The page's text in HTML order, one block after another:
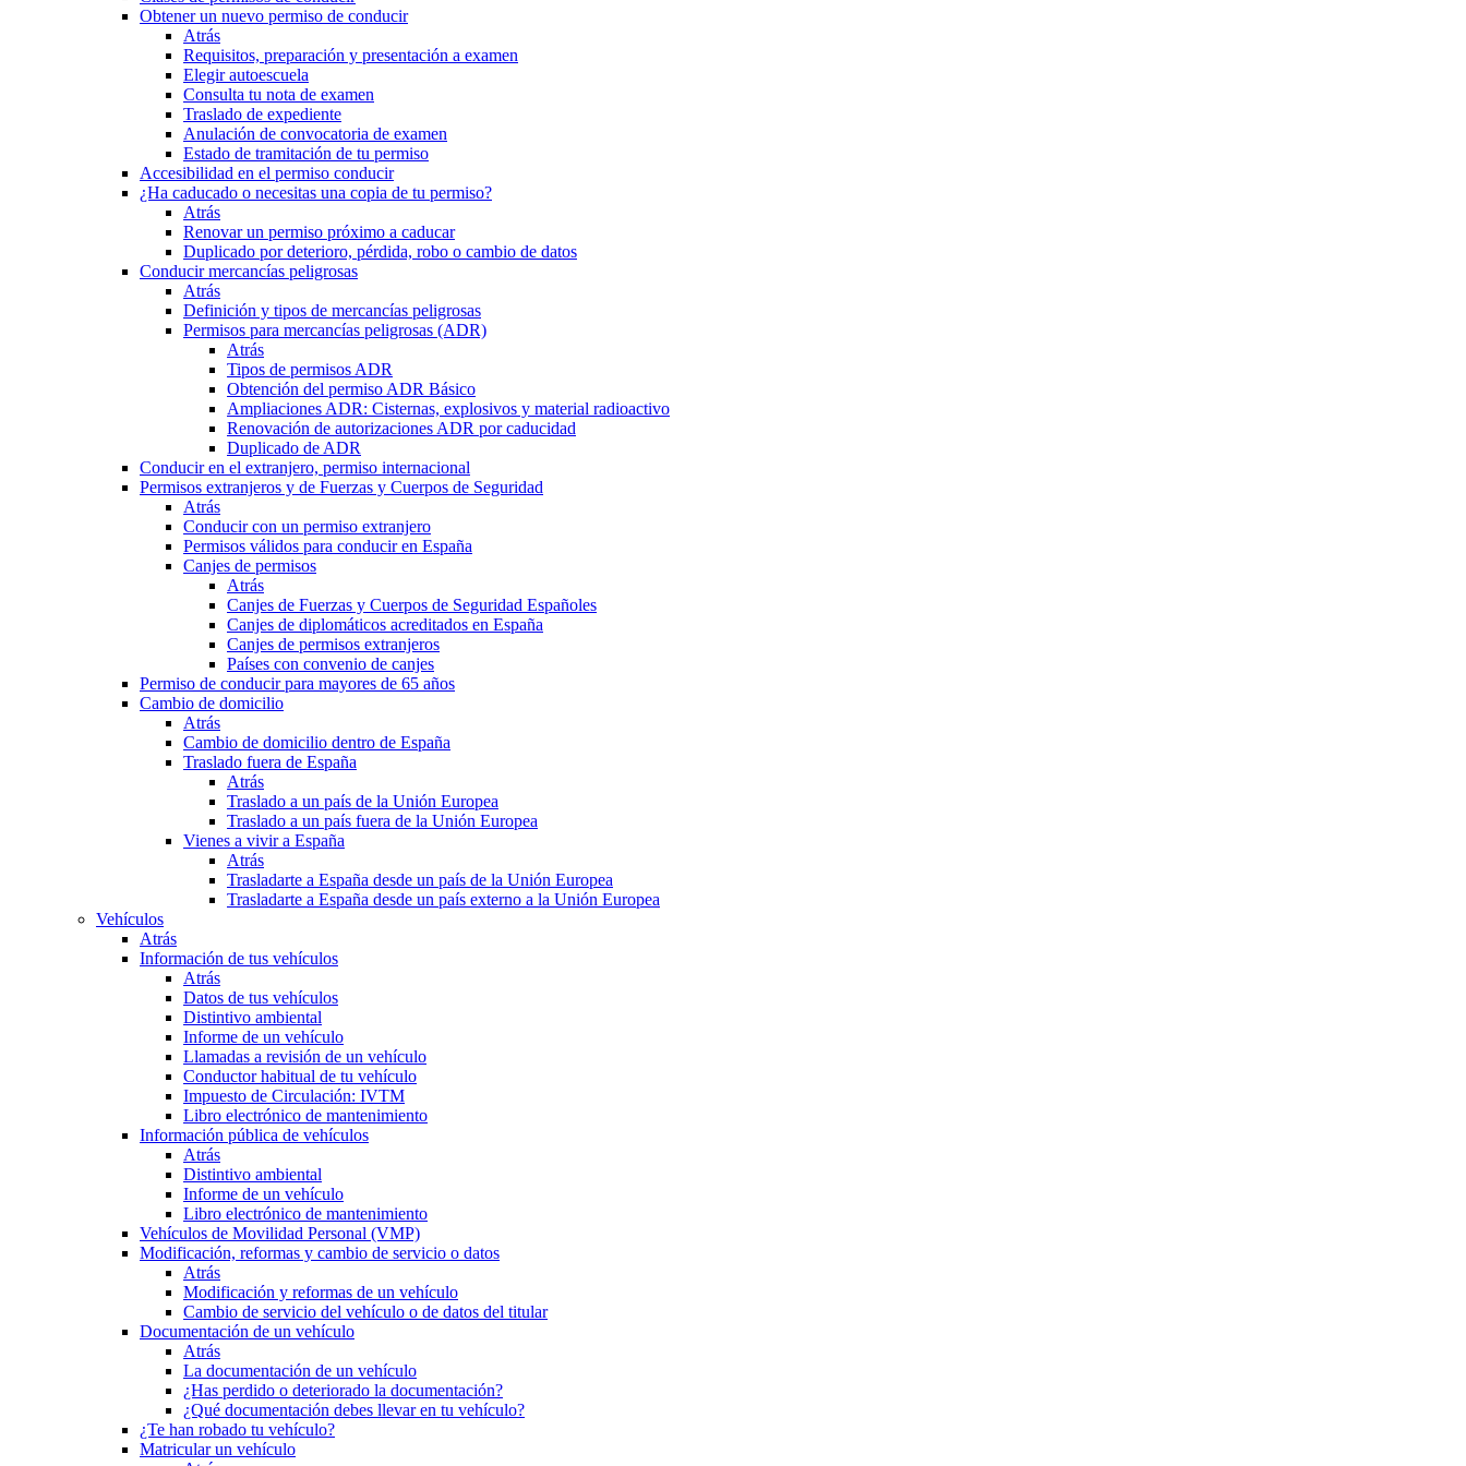
Obtener un nuevo permiso de conducir
Atrás
Requisitos, preparación y presentación a examen
Elegir autoescuela
Consulta tu nota de examen
Traslado de expediente
Anulación de convocatoria de examen
Estado de tramitación de tu permiso
Accesibilidad en el permiso conducir
¿Ha caducado o necesitas una copia de tu permiso?
Atrás
Renovar un permiso próximo a caducar
Duplicado por deterioro, pérdida, robo o cambio de datos
Conducir mercancías peligrosas
Atrás
Definición y tipos de mercancías peligrosas
Permisos para mercancías peligrosas (ADR)
Atrás
Tipos de permisos ADR
Obtención del permiso ADR Básico
Ampliaciones ADR: Cisternas, explosivos y material radioactivo
Renovación de autorizaciones ADR por caducidad
Duplicado de ADR
Conducir en el extranjero, permiso internacional
Permisos extranjeros y de Fuerzas y Cuerpos de Seguridad
Atrás
Conducir con un permiso extranjero
Permisos válidos para conducir en España
Canjes de permisos
Atrás
Canjes de Fuerzas y Cuerpos de Seguridad Españoles
Canjes de diplomáticos acreditados en España
Canjes de permisos extranjeros
Países con convenio de canjes
Permiso de conducir para mayores de 65 años
Cambio de domicilio
Atrás
Cambio de domicilio dentro de España
Traslado fuera de España
Atrás
Traslado a un país de la Unión Europea
Traslado a un país fuera de la Unión Europea
Vienes a vivir a España
Atrás
Trasladarte a España desde un país de la Unión Europea
Trasladarte a España desde un país externo a la Unión Europea
Vehículos
Atrás
Información de tus vehículos
Atrás
Datos de tus vehículos
Distintivo ambiental
Informe de un vehículo
Llamadas a revisión de un vehículo
Conductor habitual de tu vehículo
Impuesto de Circulación: IVTM
Libro electrónico de mantenimiento
Información pública de vehículos
Atrás
Distintivo ambiental
Informe de un vehículo
Libro electrónico de mantenimiento
Vehículos de Movilidad Personal (VMP)
Modificación, reformas y cambio de servicio o datos
Atrás
Modificación y reformas de un vehículo
Cambio de servicio del vehículo o de datos del titular
Documentación de un vehículo
Atrás
La documentación de un vehículo
¿Has perdido o deteriorado la documentación?
¿Qué documentación debes llevar en tu vehículo?
¿Te han robado tu vehículo?
Matricular un vehículo